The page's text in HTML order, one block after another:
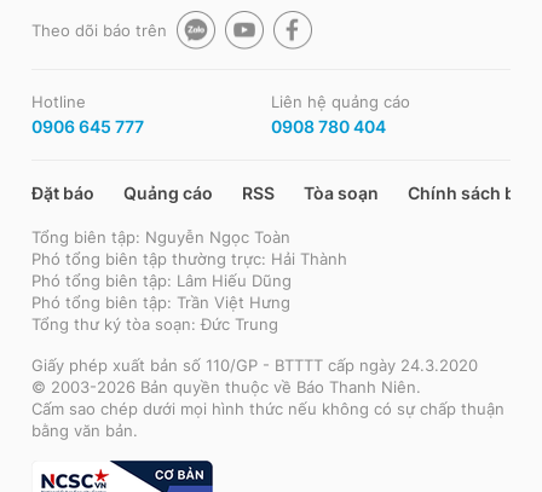
Theo dõi báo trên
Hotline
0906 645 777
Liên hệ quảng cáo
0908 780 404
Đặt báo Quảng cáo RSS Tòa soạn Chính sách bảo
Tổng biên tập: Nguyễn Ngọc Toàn
Phó tổng biên tập thường trực: Hải Thành
Phó tổng biên tập: Lâm Hiếu Dũng
Phó tổng biên tập: Trần Việt Hưng
Tổng thư ký tòa soạn: Đức Trung
Giấy phép xuất bản số 110/GP - BTTTT cấp ngày 24.3.2020
© 2003-2026 Bản quyền thuộc về Báo Thanh Niên.
Cấm sao chép dưới mọi hình thức nếu không có sự chấp thuận
bằng văn bản.